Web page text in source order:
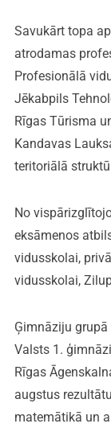
Savukārt topa
atrodamas
Profesionālā
Jēkabpils
Rīgas Tūrisma
Kandavas
teritoriālā
No
eksāmenos
vidusskolai,
vidusskolai,
Ģimnāziju
Valsts 1.
Rīgas
augstus
matemātikā un